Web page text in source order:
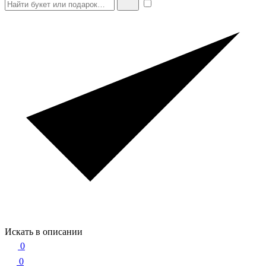
Искать в описании
0
0